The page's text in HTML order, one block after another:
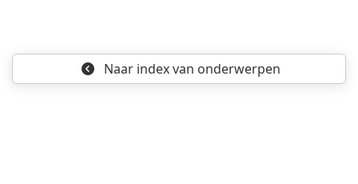
Naar indexvan onderwerpen